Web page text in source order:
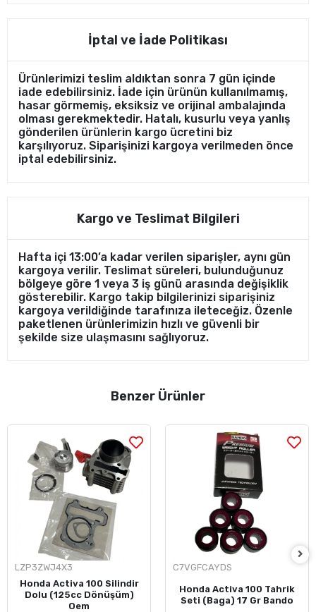
İptal ve İade Politikası
Ürünlerimizi teslim aldıktan sonra 7 gün içinde
iade edebilirsiniz. İade için ürünün kullanılmamış,
hasar görmemiş, eksiksiz ve orijinal ambalajında
olması gerekmektedir. Hatalı, kusurlu veya yanlış
gönderilen ürünlerin kargo ücretini biz
karşılıyoruz. Siparişinizi kargoya verilmeden önce
iptal edebilirsiniz.
Kargo ve Teslimat Bilgileri
Hafta içi 13:00’a kadar verilen siparişler, aynı gün
kargoya verilir. Teslimat süreleri, bulunduğunuz
bölgeye göre 1 veya 3 iş günü arasında değişiklik
gösterebilir. Kargo takip bilgilerinizi siparişiniz
kargoya verildiğinde tarafınıza ileteceğiz. Özenle
paketlenen ürünlerimizin hızlı ve güvenli bir
şekilde size ulaşmasını sağlıyoruz.
Benzer Ürünler
LZP3ZWJ4X3
Honda Activa 100 Silindir
Dolu (125cc Dönüşüm)
Oem
C7VGFCAYDS
Honda Activa 100 Tahrik
Seti (Baga) 17 Gr Bando